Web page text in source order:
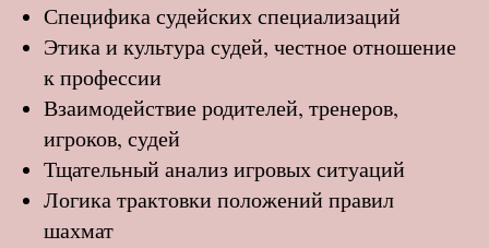
Специфика судейских специализаций
Этика и культура судей, честное отношение
к профессии
Взаимодействие родителей, тренеров,
игроков, судей
Тщательный анализ игровых ситуаций
Логика трактовки положений правил
шахмат